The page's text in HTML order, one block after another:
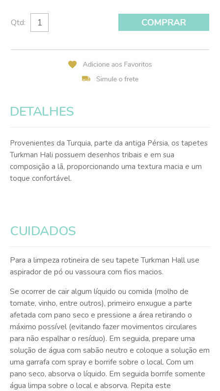
Qtd:
DETALHES
Provenientes da Turquia, parte da antiga Pérsia, os tapetes
Turkman Hali possuem desenhos tribais e em sua
composição a lã, proporcionando uma textura macia e um
toque confortável.
CUIDADOS
Para a limpeza rotineira de seu tapete Turkman Hall use
aspirador de pó ou vassoura com fios macios.
Se ocorrer de cair algum líquido ou comida (molho de
tomate, vinho, entre outros), primeiro enxugue a parte
afetada com pano seco e pressione a área retirando o
máximo possível (evitando fazer movimentos circulares
para não espalhar o resíduo). Em seguida, prepare uma
solução de água com sabão neutro e coloque a solução em
uma garrafa com spray e borrife sobre o local. Com um
pano seco, absorva o líquido. Em seguida borrife somente
água limpa sobre o local e absorva. Repita este